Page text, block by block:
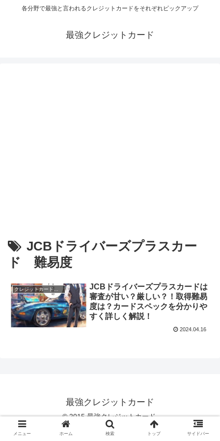
各分野で最強と言われるクレジットカードをそれぞれピックアップ
最強クレジットカード
JCBドライバーズプラスカー
ド 難易度
クレジットカードのスペック
JCBドライバーズプラスカードは
審査が甘い？厳しい？！取得難易
度は？カードスペックを分かりや
すく詳しく解説！
2024.04.16
最強クレジットカード
© 2015 最強クレジットカード.
メニュー ホーム 検索 トップ サイドバー